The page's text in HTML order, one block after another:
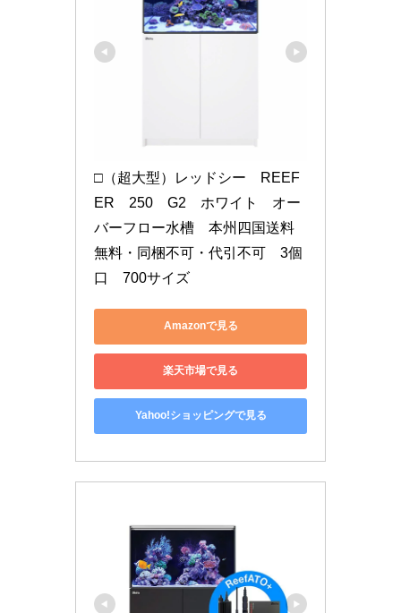
□（超大型）レッドシー　REEF
ER　250　G2　ホワイト　オー
バーフロー水槽　本州四国送料
無料・同梱不可・代引不可　3個
口　700サイズ
Amazonで見る
楽天市場で見る
Yahoo!ショッピングで見る